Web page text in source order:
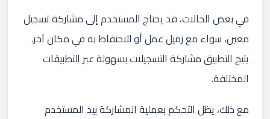
في بعض الحالات، قد يحتاج المستخدم إلى مشاركة تسجيل
معين، سواء مع زميل عمل أو للاحتفاظ به في مكان آخر.
يتيح التطبيق مشاركة التسجيلات بسهولة عبر التطبيقات
المختلفة.
مع ذلك، يظل التحكم بعملية المشاركة بيد المستخدم